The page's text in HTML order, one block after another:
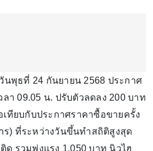
นพุธที่ 24 กันยายน 2568 ประกาศ
ลา 09.05 น. ปรับตัวลดลง 200 บาท
เทียบกับประกาศราคาซื้อขายครั้ง
ร) ที่ระหว่างวันขึ้นทำสถิติสูงสุด
ด รวมพุ่งแรง 1,050 บาท นิวไฮ